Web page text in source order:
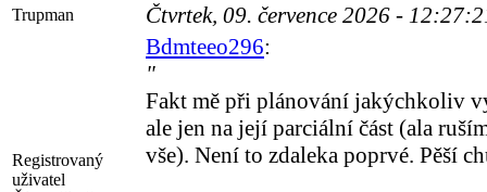
Trupman Čtvrtek, 09. července 2026 -
Registrovaný
uživatel
Bdmteeo296:
"
Fakt mě při plánování jakýchkoliv
ale jen na její parciální část (ala
vše). Není to zdaleka poprvé. Pěší